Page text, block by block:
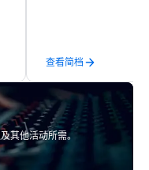
times, all-inclusive
turnarounds, strong
relationships, and
precision. We operate
in key destinations
Los Angeles, San
查看简档
其他活动所需。